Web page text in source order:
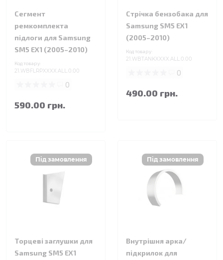
Сегмент
ремкомплекта
підлоги для Samsung
SM5 EX1 (2005–2010)
Код товару:
21.WBFLRPXXXX.ALL.0.00
0
590.00 грн.
Стрічка бензобака для
Samsung SM5 EX1
(2005–2010)
Код товару:
21.WBTANKXXXX.ALL.0.00
0
490.00 грн.
Торцеві заглушки для
Samsung SM5 EX1
Внутрішня арка/
підкрилок для